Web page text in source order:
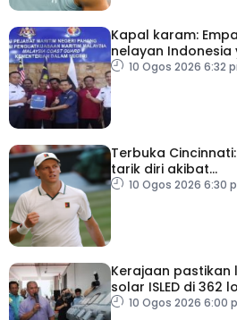
Kapal karam:
nelayan Indonesia
terselamat diserah
10 Ogos 2026 6:32
Terbuka
tarik diri akibat
kecederaan lutut
10 Ogos 2026 6:30
Kerajaan pastikan
solar ISLED di 362
berkualiti, selamat
10 Ogos 2026 6:00